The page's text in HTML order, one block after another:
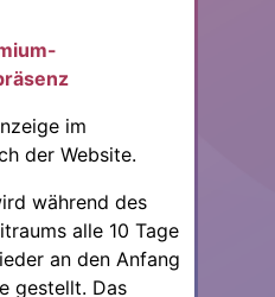
im
der Website.
während des
alle 10 Tage
an den Anfang
gestellt. Das